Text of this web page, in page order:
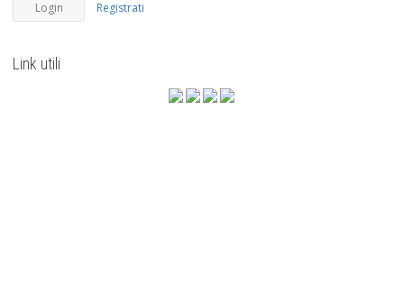
Registrati
Link utili